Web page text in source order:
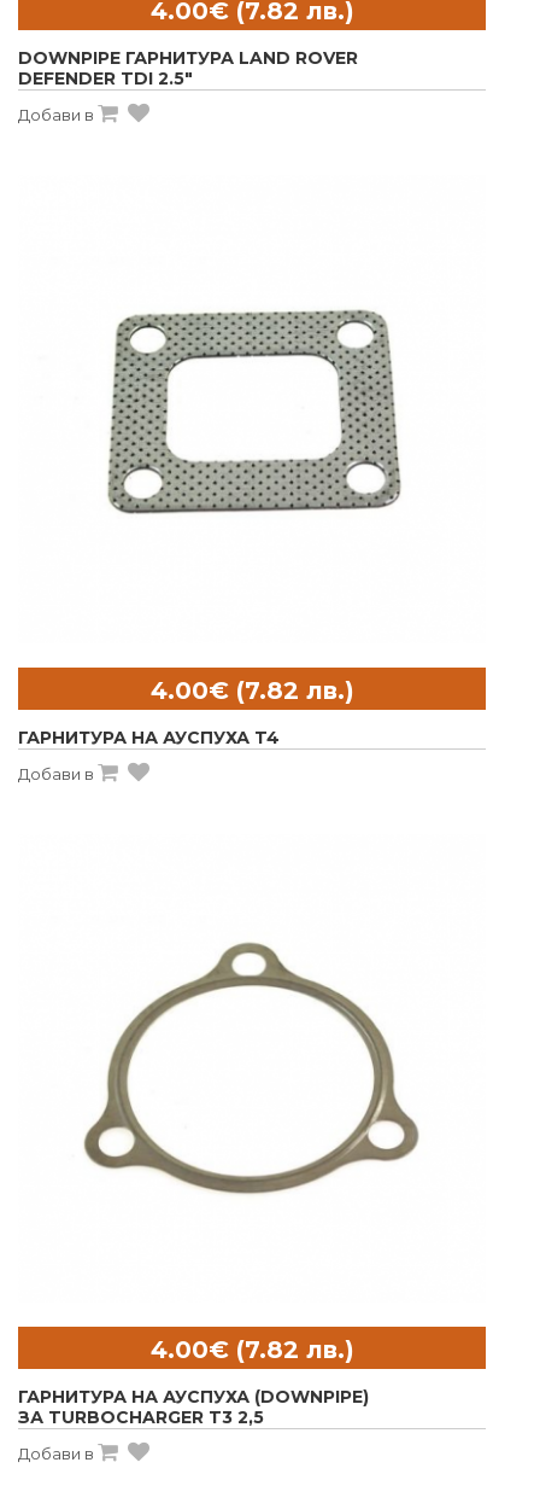
DOWNPIPE ГАРНИТУРА LAND ROVER
DEFENDER TDI 2.5"
Добави в
ГАРНИТУРА НА АУСПУХА T4
Добави в
ГАРНИТУРА НА АУСПУХА (DOWNPIPE)
ЗА TURBOCHARGER T3 2,5
Добави в